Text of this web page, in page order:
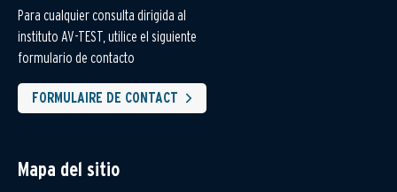
Para cualquier consulta dirigida al
instituto AV-TEST, utilice el siguiente
formulario de contacto
FORMULAIRE DE CONTACT
Mapa del sitio